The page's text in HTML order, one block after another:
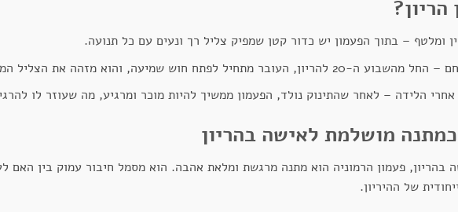
ומלטף – בתוך הפעמון יש כדור קטן שמפיק צליל רך ונעים עם כל תנועה.
לפתח חוש שמיעה, והוא מזהה את הצליל המרגיע של הפעמון.
אחרי הלידה – לאחר שהתינוק נולד, הפעמון ממשיך להיות מוכר ומרגיע, מה שעוזר לו
כמתנה מושלמת לאישה בהריון
פעמון הרמוניה הוא מתנה מרגשת ומלאת אהבה. הוא מסמל חיבור עמוק בין האם
של ההיריון.